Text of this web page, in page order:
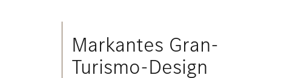
Markantes Gran-
Turismo-Design